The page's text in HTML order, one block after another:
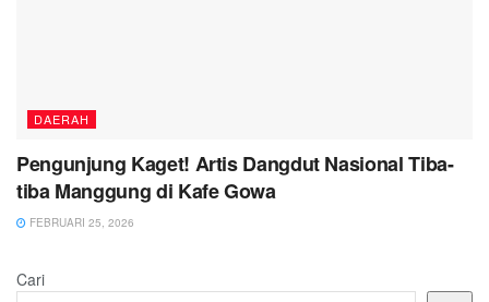
DAERAH
Pengunjung Kaget! Artis Dangdut Nasional Tiba-
tiba Manggung di Kafe Gowa
FEBRUARI 25, 2026
Cari